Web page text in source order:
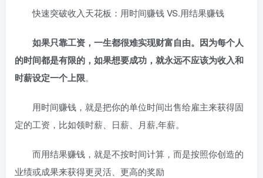
快速突破收入天花板：用时间赚钱 VS.用结果赚钱
如果只靠工资，一生都很难实现财富自由。因为每个人
的时间都是有限的，如果想要成功，就永远不应该为收入和
时薪设定一个上限。
用时间赚钱，就是把你的单位时间出售给雇主来获得固
定的工资，比如领时薪、日薪、月薪,年薪。
而用结果赚钱，就是不按时间计算，而是按照你创造的
业绩或成果来获得更灵活、更高的奖励